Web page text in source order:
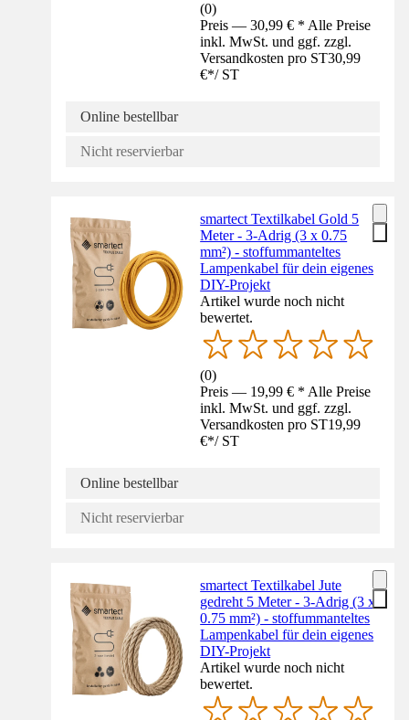
(0)
Preis — 30,99 € * Alle Preise
inkl. MwSt. und ggf. zzgl.
Versandkosten pro ST30,99
€*/ ST
Online bestellbar
Nicht reservierbar
smartect Textilkabel Gold 5
Meter - 3-Adrig (3 x 0.75
mm²) - stoffummanteltes
Lampenkabel für dein eigenes
DIY-Projekt
Artikel wurde noch nicht
bewertet.
(0)
Preis — 19,99 € * Alle Preise
inkl. MwSt. und ggf. zzgl.
Versandkosten pro ST19,99
€*/ ST
Online bestellbar
Nicht reservierbar
smartect Textilkabel Jute
gedreht 5 Meter - 3-Adrig (3 x
0.75 mm²) - stoffummanteltes
Lampenkabel für dein eigenes
DIY-Projekt
Artikel wurde noch nicht
bewertet.